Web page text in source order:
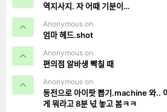
역지사지. 자 어때 기분이…
Anonymous on
엄마 헤드.shot
Anonymous on
편의점 알바생 빡칠 때
Anonymous on
동전으로 아이팟 뽑기.machine 와..
게 뭐라고 8분 넋 놓고 봄ㅋㅋ